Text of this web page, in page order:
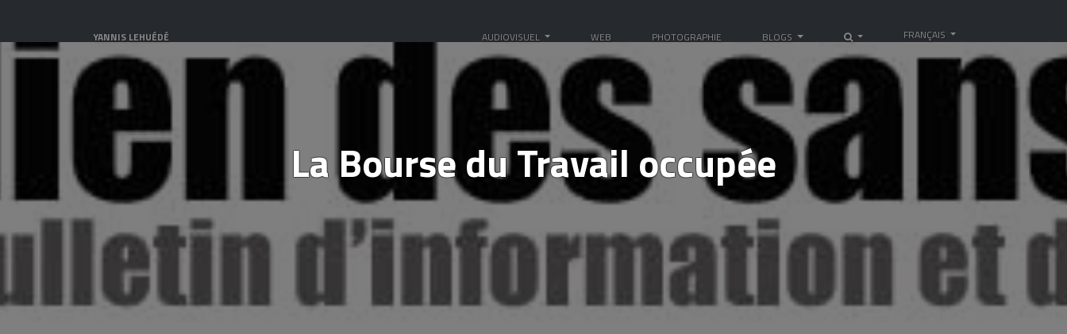
YANNIS LEHUÉDÉ AUDIOVISUEL WEB PHOTOGRAPHIE BLOGS FRANÇAIS
La Bourse du Travail occupée